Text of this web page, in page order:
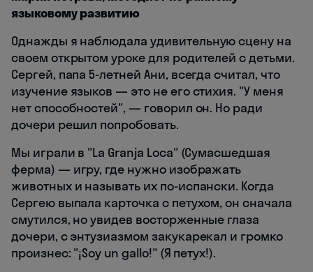
языковому развитию
Однажды я наблюдала удивительную сцену на
своем открытом уроке для родителей с детьми.
Сергей, папа 5-летней Ани, всегда считал, что
изучение языков — это не его стихия. "У меня
нет способностей", — говорил он. Но ради
дочери решил попробовать.
Мы играли в "La Granja Loca" (Сумасшедшая
ферма) — игру, где нужно изображать
животных и называть их по-испански. Когда
Сергею выпала карточка с петухом, он сначала
смутился, но увидев восторженные глаза
дочери, с энтузиазмом закукарекал и громко
произнес: "¡Soy un gallo!" (Я петух!).